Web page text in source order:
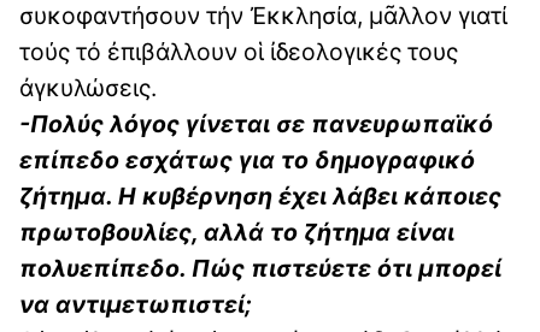
συκοφαντήσουν τήν Ἐκκλησία, μᾶλλον γιατί
τούς τό ἐπιβάλλουν οἱ ἰδεολογικές τους
ἀγκυλώσεις.
-Πολύς λόγος γίνεται σε πανευρωπαϊκό
επίπεδο εσχάτως για το δημογραφικό
ζήτημα. Η κυβέρνηση έχει λάβει κάποιες
πρωτοβουλίες, αλλά το ζήτημα είναι
πολυεπίπεδο. Πώς πιστεύετε ότι μπορεί
να αντιμετωπιστεί;